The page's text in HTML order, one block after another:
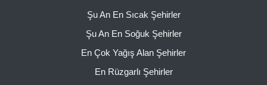
Şu An En Sıcak Şehirler
Şu An En Soğuk Şehirler
En Çok Yağış Alan Şehirler
En Rüzgarlı Şehirler